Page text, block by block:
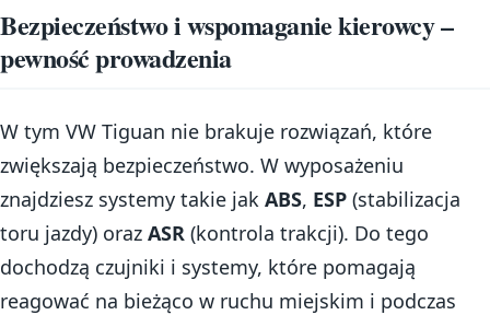
Bezpieczeństwo i wspomaganie kierowcy –
pewność prowadzenia
W tym VW Tiguan nie brakuje rozwiązań, które
zwiększają bezpieczeństwo. W wyposażeniu
znajdziesz systemy takie jak ABS, ESP (stabilizacja
toru jazdy) oraz ASR (kontrola trakcji). Do tego
dochodzą czujniki i systemy, które pomagają
reagować na bieżąco w ruchu miejskim i podczas